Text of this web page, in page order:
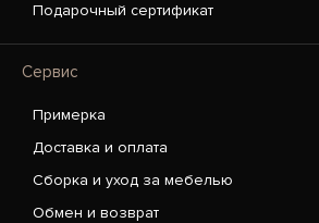
Подарочный сертификат
Сервис
Примерка
Доставка и оплата
Сборка и уход за мебелью
Обмен и возврат